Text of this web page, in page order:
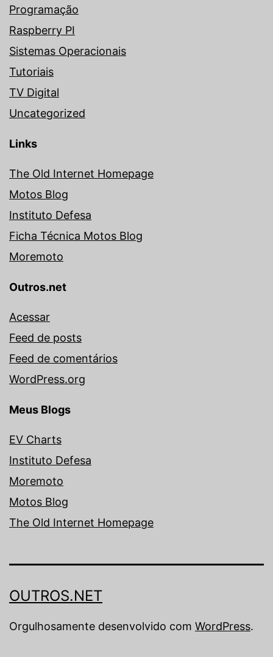
Programação
Raspberry PI
Sistemas Operacionais
Tutoriais
TV Digital
Uncategorized
Links
The Old Internet Homepage
Motos Blog
Instituto Defesa
Ficha Técnica Motos Blog
Moremoto
Outros.net
Acessar
Feed de posts
Feed de comentários
WordPress.org
Meus Blogs
EV Charts
Instituto Defesa
Moremoto
Motos Blog
The Old Internet Homepage
OUTROS.NET
Orgulhosamente desenvolvido com WordPress.